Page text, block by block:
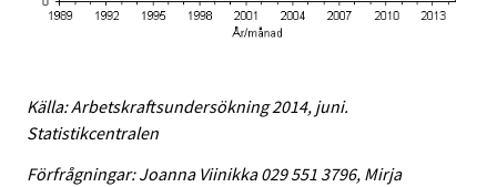
Källa: Arbetskraftsundersökning 2014, juni.
Statistikcentralen
Förfrågningar: Joanna Viinikka 029 551 3796, Mirja